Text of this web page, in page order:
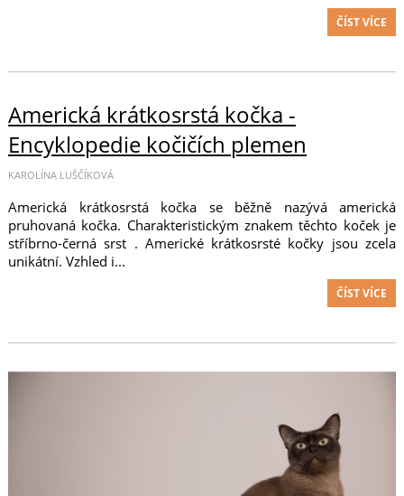
ČÍST VÍCE
Americká krátkosrstá kočka -
Encyklopedie kočičích plemen
KAROLÍNA LUŠČÍKOVÁ
Americká krátkosrstá kočka se běžně nazývá americká
pruhovaná kočka. Charakteristickým znakem těchto koček je
stříbrno-černá srst . Americké krátkosrsté kočky jsou zcela
unikátní. Vzhled i...
ČÍST VÍCE